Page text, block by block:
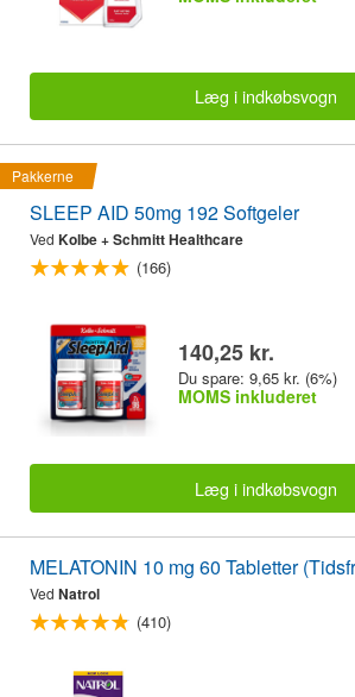
Læg i indkøbsvogn
Pakkerne
SLEEP AID 50mg 192 Softgeler
Ved Kolbe + Schmitt Healthcare
(166)
140,25 kr.
Du spare: 9,65 kr. (6%)
MOMS inkluderet
Læg i indkøbsvogn
MELATONIN 10 mg 60 Tabletter
Ved Natrol
(410)